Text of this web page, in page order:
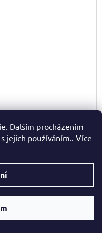
Dalším procházením
jejich používáním.. Více